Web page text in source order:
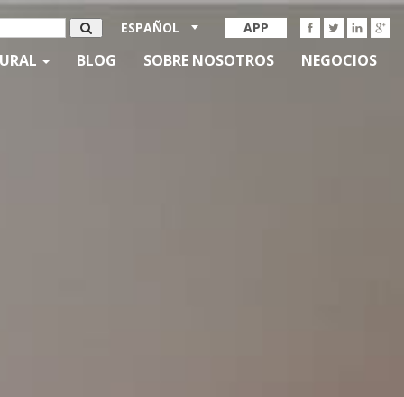
APP
ESPAÑOL
BLOG SOBRE NOSOTROS NEGOCIOS